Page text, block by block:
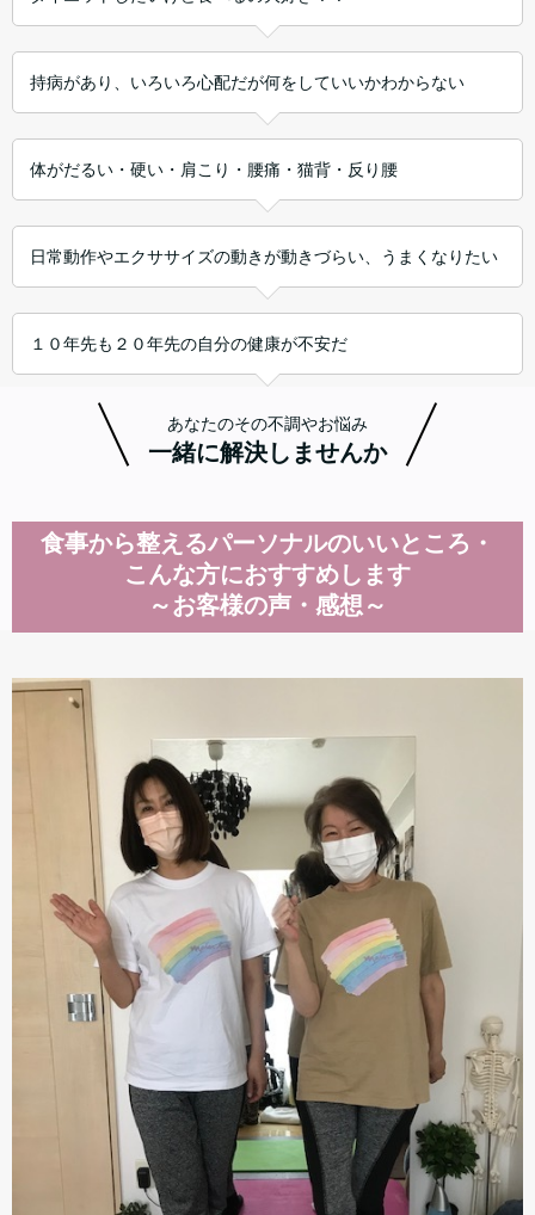
持病があり、いろいろ心配だが何をしていいかわからない
体がだるい・硬い・肩こり・腰痛・猫背・反り腰
日常動作やエクササイズの動きが動きづらい、うまくなりたい
１０年先も２０年先の自分の健康が不安だ
あなたのその不調やお悩み
一緒に解決しませんか
食事から整えるパーソナルのいいところ・
こんな方におすすめします
～お客様の声・感想～